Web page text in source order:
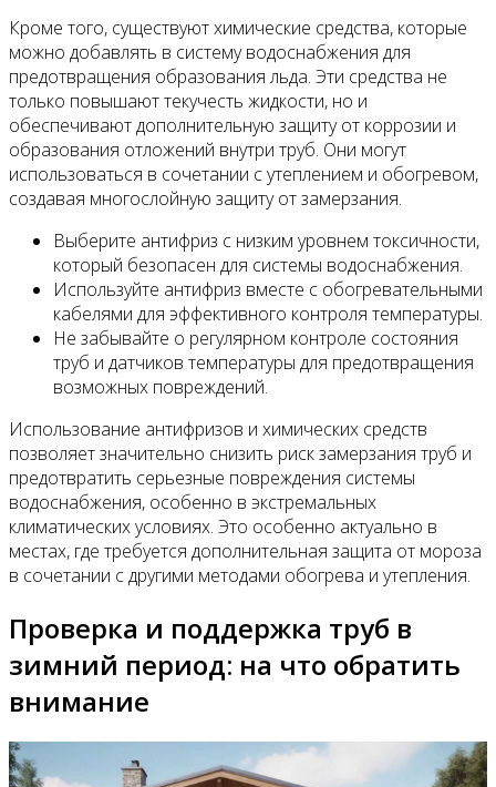
Кроме того, существуют химические средства, которые
можно добавлять в систему водоснабжения для
предотвращения образования льда. Эти средства не
только повышают текучесть жидкости, но и
обеспечивают дополнительную защиту от коррозии и
образования отложений внутри труб. Они могут
использоваться в сочетании с утеплением и обогревом,
создавая многослойную защиту от замерзания.
Выберите антифриз с низким уровнем токсичности,
который безопасен для системы водоснабжения.
Используйте антифриз вместе с обогревательными
кабелями для эффективного контроля температуры.
Не забывайте о регулярном контроле состояния
труб и датчиков температуры для предотвращения
возможных повреждений.
Использование антифризов и химических средств
позволяет значительно снизить риск замерзания труб и
предотвратить серьезные повреждения системы
водоснабжения, особенно в экстремальных
климатических условиях. Это особенно актуально в
местах, где требуется дополнительная защита от мороза
в сочетании с другими методами обогрева и утепления.
Проверка и поддержка труб в
зимний период: на что обратить
внимание